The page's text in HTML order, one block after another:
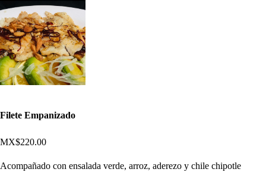
Filete Empanizado
MX$220.00
Acompañado con ensalada verde, arroz, aderezo y chile chipotle